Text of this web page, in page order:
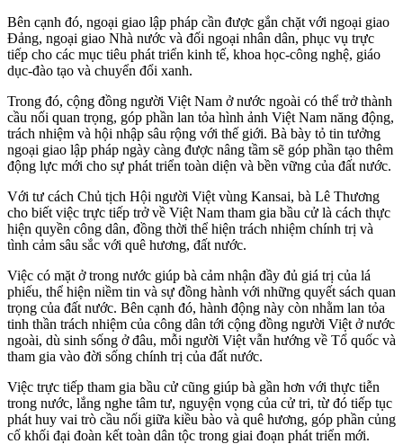
Bên cạnh đó, ngoại giao lập pháp cần được gắn chặt với ngoại giao
Đảng, ngoại giao Nhà nước và đối ngoại nhân dân, phục vụ trực
tiếp cho các mục tiêu phát triển kinh tế, khoa học-công nghệ, giáo
dục-đào tạo và chuyển đổi xanh.
Trong đó, cộng đồng người Việt Nam ở nước ngoài có thể trở thành
cầu nối quan trọng, góp phần lan tỏa hình ảnh Việt Nam năng động,
trách nhiệm và hội nhập sâu rộng với thế giới. Bà bày tỏ tin tưởng
ngoại giao lập pháp ngày càng được nâng tầm sẽ góp phần tạo thêm
động lực mới cho sự phát triển toàn diện và bền vững của đất nước.
Với tư cách Chủ tịch Hội người Việt vùng Kansai, bà Lê Thương
cho biết việc trực tiếp trở về Việt Nam tham gia bầu cử là cách thực
hiện quyền công dân, đồng thời thể hiện trách nhiệm chính trị và
tình cảm sâu sắc với quê hương, đất nước.
Việc có mặt ở trong nước giúp bà cảm nhận đầy đủ giá trị của lá
phiếu, thể hiện niềm tin và sự đồng hành với những quyết sách quan
trọng của đất nước. Bên cạnh đó, hành động này còn nhằm lan tỏa
tinh thần trách nhiệm của công dân tới cộng đồng người Việt ở nước
ngoài, dù sinh sống ở đâu, mỗi người Việt vẫn hướng về Tổ quốc và
tham gia vào đời sống chính trị của đất nước.
Việc trực tiếp tham gia bầu cử cũng giúp bà gần hơn với thực tiễn
trong nước, lắng nghe tâm tư, nguyện vọng của cử tri, từ đó tiếp tục
phát huy vai trò cầu nối giữa kiều bào và quê hương, góp phần củng
cố khối đại đoàn kết toàn dân tộc trong giai đoạn phát triển mới.